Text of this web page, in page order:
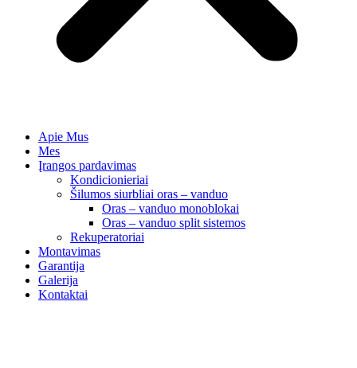
Apie Mus
Mes
Įrangos pardavimas
Kondicionieriai
Šilumos siurbliai oras – vanduo
Oras – vanduo monoblokai
Oras – vanduo split sistemos
Rekuperatoriai
Montavimas
Garantija
Galerija
Kontaktai